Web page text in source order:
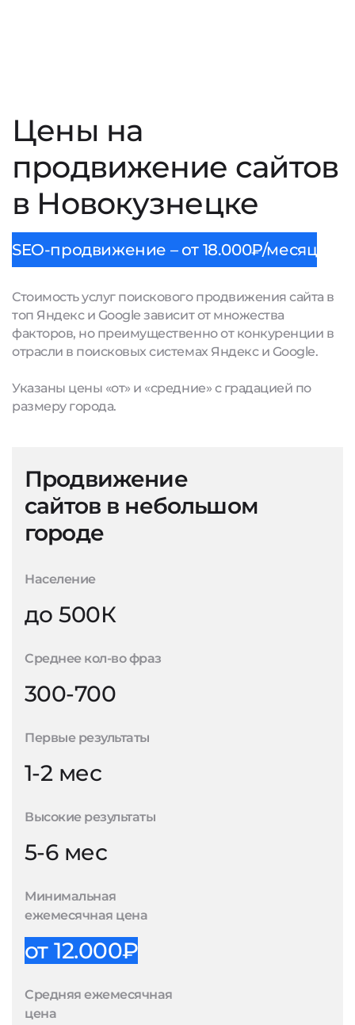
Цены на
продвижение сайтов
в Новокузнецке
SEO-продвижение – от 18.000₽/месяц
Стоимость услуг поискового продвижения сайта в
топ Яндекс и Google зависит от множества
факторов, но преимущественно от конкуренции в
отрасли в поисковых системах Яндекс и Google.
Указаны цены «от» и «средние» с градацией по
размеру города.
Продвижение
сайтов в небольшом
городе
Население
до 500К
Среднее кол-во фраз
300-700
Первые результаты
1-2 мес
Высокие результаты
5-6 мес
Минимальная
ежемесячная цена
от 12.000₽
Средняя ежемесячная
цена